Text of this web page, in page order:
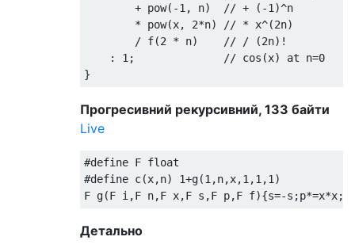
+ pow(-1 , n)
// + (-1)^n
* pow(x, 2*n)
// * x^(2n)
/ f(2 * n)
// / (2n)!
:
1 ;
// cos(x) at n=0
}
Прогресивний рекурсивний, 133 байти
Live
#define F float
#define c(x,n) 1+g(1 ,n,x,1 ,1 ,1 )
F g(F i ,F n,F x,F s ,F p,F f){s=-s ;p*=x*x;
Детально